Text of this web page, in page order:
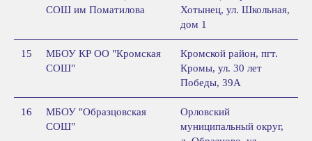
СОШ им Поматилова
Хотынец, ул. Школьная,
дом 1
15
МБОУ КР ОО "Кромская
СОШ"
Кромской район, пгт.
Кромы, ул. 30 лет
Победы, 39А
16
МБОУ "Образцовская
СОШ"
Орловский
муниципальный округ,